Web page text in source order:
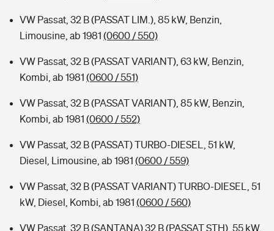
VW Passat, 32 B (PASSAT LIM.), 85 kW, Benzin,
Limousine, ab 1981 (0600 / 550)
VW Passat, 32 B (PASSAT VARIANT), 63 kW, Benzin,
Kombi, ab 1981 (0600 / 551)
VW Passat, 32 B (PASSAT VARIANT), 85 kW, Benzin,
Kombi, ab 1981 (0600 / 552)
VW Passat, 32 B (PASSAT) TURBO-DIESEL, 51 kW,
Diesel, Limousine, ab 1981 (0600 / 559)
VW Passat, 32 B (PASSAT VARIANT) TURBO-DIESEL, 51
kW, Diesel, Kombi, ab 1981 (0600 / 560)
VW Passat, 32 B (SANTANA) 32 B (PASSAT STH), 55 kW,